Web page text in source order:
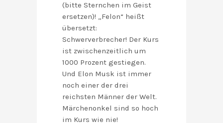
(bitte Sternchen im Geist
ersetzen)! „Felon“ heißt
übersetzt:
Schwerverbrecher! Der Kurs
ist zwischenzeitlich um
1000 Prozent gestiegen.
Und Elon Musk ist immer
noch einer der drei
reichsten Männer der Welt.
Märchenonkel sind so hoch
im Kurs wie nie!